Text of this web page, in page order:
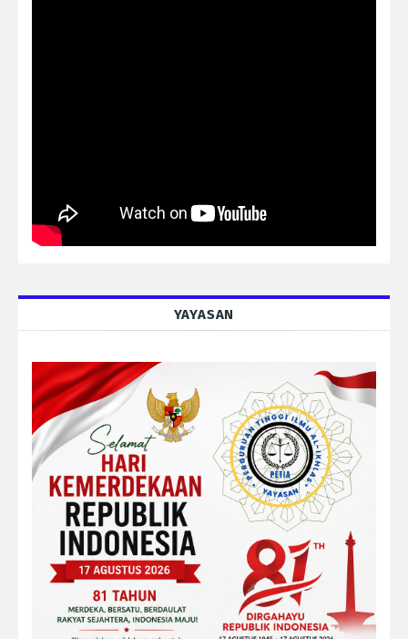
YAYASAN